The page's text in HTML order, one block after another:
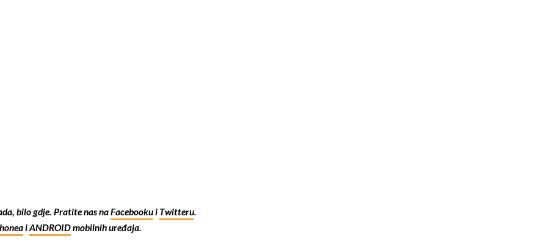
bilo gdje. Pratite nas naFacebookui Twitteru.
iANDROIDmobilnih uređaja.